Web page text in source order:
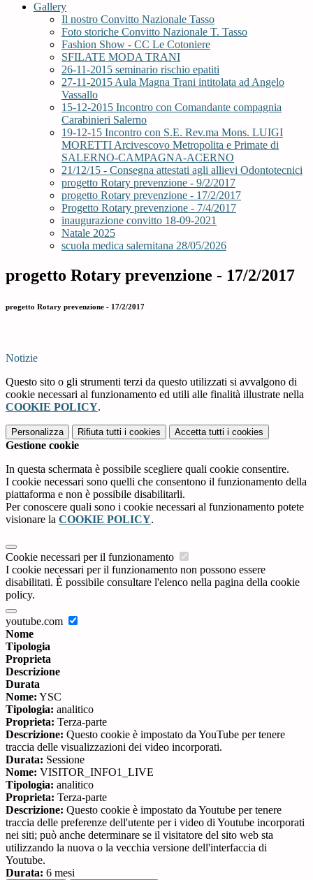
Gallery
Il nostro Convitto Nazionale Tasso
Foto storiche Convitto Nazionale T. Tasso
Fashion Show - CC Le Cotoniere
SFILATE MODA TRANI
26-11-2015 seminario rischio epatiti
27-11-2015 Aula Magna Trani intitolata ad Angelo
Vassallo
15-12-2015 Incontro con Comandante compagnia
Carabinieri Salerno
19-12-15 Incontro con S.E. Rev.ma Mons. LUIGI
MORETTI Arcivescovo Metropolita e Primate di
SALERNO-CAMPAGNA-ACERNO
21/12/15 - Consegna attestati agli allievi Odontotecnici
progetto Rotary prevenzione - 9/2/2017
progetto Rotary prevenzione - 17/2/2017
Progetto Rotary prevenzione - 7/4/2017
inaugurazione convitto 18-09-2021
Natale 2025
scuola medica salernitana 28/05/2026
progetto Rotary prevenzione - 17/2/2017
progetto Rotary prevenzione - 17/2/2017
Notizie
Questo sito o gli strumenti terzi da questo utilizzati si avvalgono di
cookie necessari al funzionamento ed utili alle finalità illustrate nella
COOKIE POLICY.
Personalizza Rifiuta tutti i cookies Accetta tutti i cookies
Gestione cookie
In questa schermata è possibile scegliere quali cookie consentire.
I cookie necessari sono quelli che consentono il funzionamento della
piattaforma e non è possibile disabilitarli.
Per conoscere quali sono i cookie necessari al funzionamento potete
visionare la COOKIE POLICY.
Cookie necessari per il funzionamento
I cookie necessari per il funzionamento non possono essere
disabilitati. È possibile consultare l'elenco nella pagina della cookie
policy.
youtube.com
Nome
Tipologia
Proprieta
Descrizione
Durata
Nome: YSC
Tipologia: analitico
Proprieta: Terza-parte
Descrizione: Questo cookie è impostato da YouTube per tenere
traccia delle visualizzazioni dei video incorporati.
Durata: Sessione
Nome: VISITOR_INFO1_LIVE
Tipologia: analitico
Proprieta: Terza-parte
Descrizione: Questo cookie è impostato da Youtube per tenere
traccia delle preferenze dell'utente per i video di Youtube incorporati
nei siti; può anche determinare se il visitatore del sito web sta
utilizzando la nuova o la vecchia versione dell'interfaccia di
Youtube.
Durata: 6 mesi